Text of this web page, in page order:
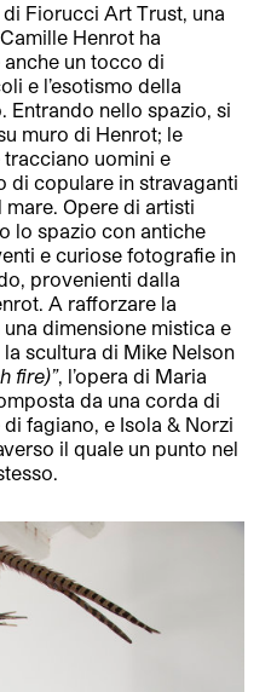
Fiorucci Art Trust, una
Henrot ha
un tocco di
e l’esotismo della
Entrando nello spazio, si
muro di Henrot; le
uomini e
di copulare in stravaganti
Opere di artisti
lo spazio con antiche
e curiose fotografie in
provenienti dalla
A rafforzare la
dimensione mistica e
scultura di Mike Nelson
fire)”, l’opera di Maria
da una corda di
fagiano, e Isola & Norzi
il quale un punto nel